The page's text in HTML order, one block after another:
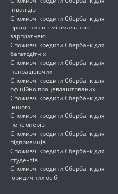
інвалідів
Споживчі кредити Сбербанк для
працівників з мінімальною
зарплатнею
Споживчі кредити Сбербанк для
багатодітніх
Споживчі кредити Сбербанк для
непрацюючих
Споживчі кредити Сбербанк для
офіційно працевлаштованих
Споживчі кредити Сбербанк для
іншого
Споживчі кредити Сбербанк для
пенсіонерів
Споживчі кредити Сбербанк для
підприємців
Споживчі кредити Сбербанк для
студентів
Споживчі кредити Сбербанк для
юридичних осіб